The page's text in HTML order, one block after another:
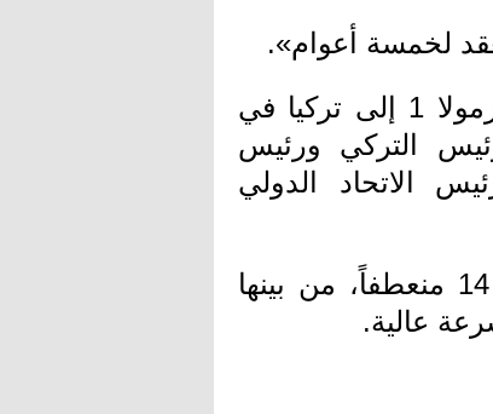
لخمسة أعوام».
ومن المقرر إقامة حفل الإعلان عن عودة الفورمولا 1 إلى تركيا في
التركي ورئيس
ورئيس الاتحاد الدولي
وتمتد حلبة إسطنبول لمسافة 5.34 كلم وتضم 14 منعطفاً، من بينها
عالية.